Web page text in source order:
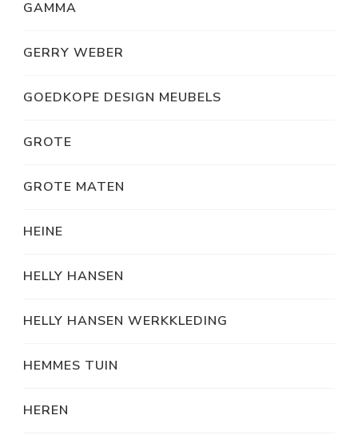
GAMMA
GERRY WEBER
GOEDKOPE DESIGN MEUBELS
GROTE
GROTE MATEN
HEINE
HELLY HANSEN
HELLY HANSEN WERKKLEDING
HEMMES TUIN
HEREN